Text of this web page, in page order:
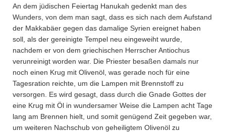
An dem jüdischen Feiertag Hanukah gedenkt man des
Wunders, von dem man sagt, dass es sich nach dem Aufstand
der Makkabäer gegen das damalige Syrien ereignet haben
soll, als der gereinigte Tempel neu eingeweiht wurde,
nachdem er von dem griechischen Herrscher Antiochus
verunreinigt worden war. Die Priester besaßen damals nur
noch einen Krug mit Olivenöl, was gerade noch für eine
Tagesration reichte, um die Lampen mit Brennstoff zu
versorgen. Es wird gesagt, dass durch die Gnade Gottes der
eine Krug mit Öl in wundersamer Weise die Lampen acht Tage
lang am Brennen hielt, und somit genügend Zeit gegeben war,
um weiteren Nachschub von geheiligtem Olivenöl zu